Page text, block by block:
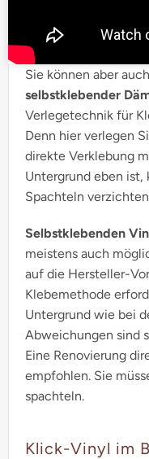
Sie können aber auch
selbstklebender
Verlegetechnik für
Denn hier verlegen
direkte Verklebung
Untergrund eben ist,
Spachteln
Selbstklebenden
meistens auch
auf die Hersteller-
Klebemethode
Untergrund wie bei
Abweichungen sind
Eine Renovierung
empfohlen. Sie
spachteln.
Klick-Vinyl im